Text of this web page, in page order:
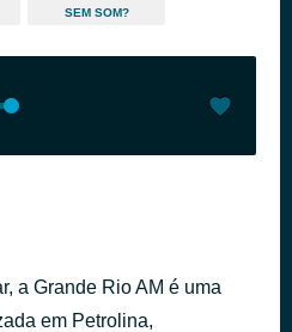
SEM SOM?
a Grande Rio AM é uma
em Petrolina,